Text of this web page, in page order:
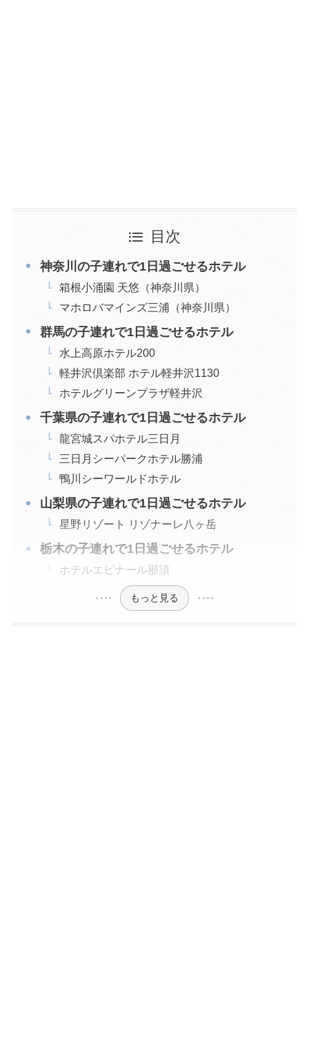
目次
神奈川の子連れで1日過ごせるホテル
箱根小涌園 天悠（神奈川県）
マホロバマインズ三浦（神奈川県）
群馬の子連れで1日過ごせるホテル
水上高原ホテル200
軽井沢倶楽部 ホテル軽井沢1130
ホテルグリーンプラザ軽井沢
千葉県の子連れで1日過ごせるホテル
龍宮城スパホテル三日月
三日月シーパークホテル勝浦
鴨川シーワールドホテル
山梨県の子連れで1日過ごせるホテル
星野リゾート リゾナーレ八ヶ岳
栃木の子連れで1日過ごせるホテル
ホテルエピナール那須
もっと見る